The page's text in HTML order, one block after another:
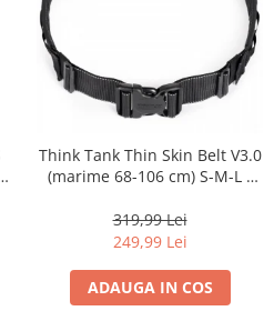
Think Tank Thin Skin Belt V3.0
(marime 68-106 cm) S-M-L -
319,99 Lei
249,99 Lei
ADAUGA IN COS